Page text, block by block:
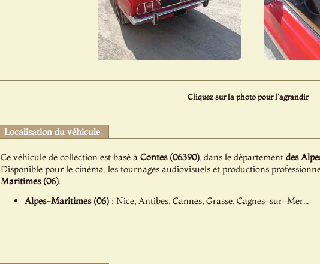
Cliquez sur la photo pour l'agrandir
Localisation du véhicule
Ce véhicule de collection est basé à Contes (06390), dans le département des
Disponible pour le cinéma, les tournages audiovisuels et productions
Maritimes (06).
Alpes-Maritimes (06): Nice, Antibes, Cannes, Grasse, Cagnes-sur-Mer...